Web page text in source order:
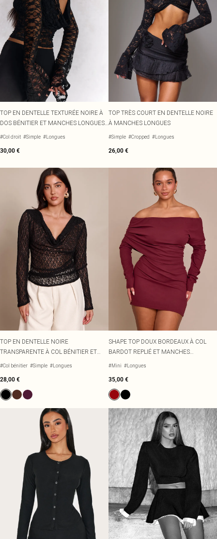
TOP EN DENTELLE TEXTURÉE NOIRE À
DOS BÉNITIER ET MANCHES LONGUES
ÉVASÉES
#Col droit #Simple #Longues
30,00 €
TOP TRÈS COURT EN DENTELLE NOIRE
À MANCHES LONGUES
#Simple #Cropped #Longues
26,00 €
TOP EN DENTELLE NOIRE
TRANSPARENTE À COL BÉNITIER ET
MANCHES LONGUES
#Col bénitier #Simple #Longues
28,00 €
SHAPE TOP DOUX BORDEAUX À COL
BARDOT REPLIÉ ET MANCHES
LONGUES
#Mini #Longues
35,00 €